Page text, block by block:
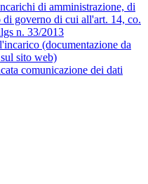
di amministrazione, di
di governo di cui all'art. 14, co.
n. 33/2013
(documentazione da
sito web)
comunicazione dei dati